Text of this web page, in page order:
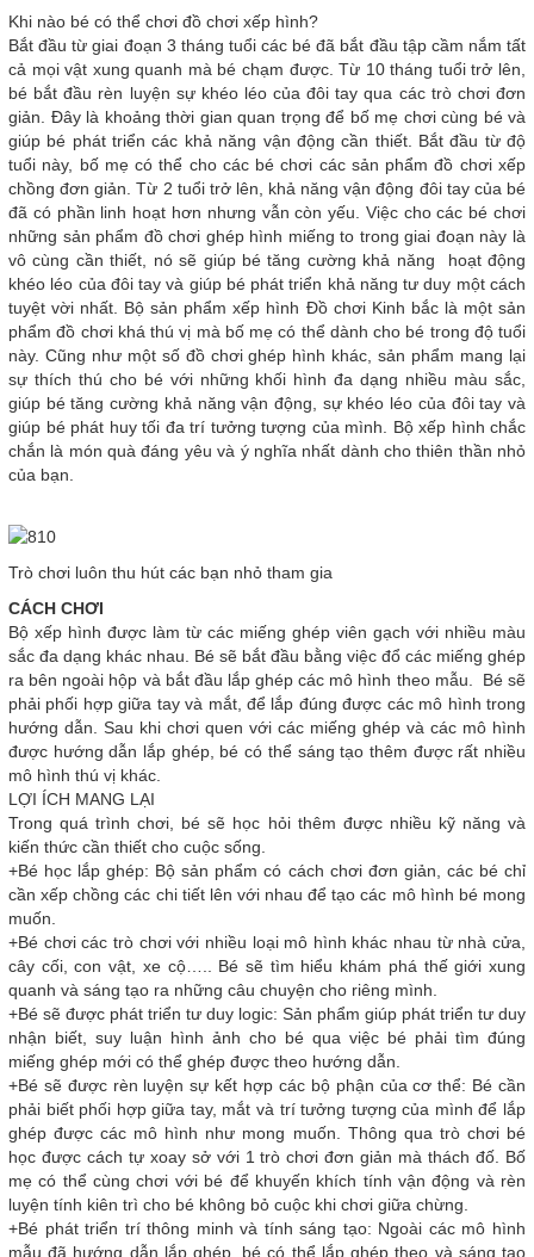
Khi nào bé có thể chơi đồ chơi xếp hình?
Bắt đầu từ giai đoạn 3 tháng tuổi các bé đã bắt đầu tập cầm nắm tất
cả mọi vật xung quanh mà bé chạm được. Từ 10 tháng tuổi trở lên,
bé bắt đầu rèn luyện sự khéo léo của đôi tay qua các trò chơi đơn
giản. Đây là khoảng thời gian quan trọng để bố mẹ chơi cùng bé và
giúp bé phát triển các khả năng vận động cần thiết. Bắt đầu từ độ
tuổi này, bố mẹ có thể cho các bé chơi các sản phẩm đồ chơi xếp
chồng đơn giản. Từ 2 tuổi trở lên, khả năng vận động đôi tay của bé
đã có phần linh hoạt hơn nhưng vẫn còn yếu. Việc cho các bé chơi
những sản phẩm đồ chơi ghép hình miếng to trong giai đoạn này là
vô cùng cần thiết, nó sẽ giúp bé tăng cường khả năng hoạt động
khéo léo của đôi tay và giúp bé phát triển khả năng tư duy một cách
tuyệt vời nhất. Bộ sản phẩm xếp hình Đồ chơi Kinh bắc là một sản
phẩm đồ chơi khá thú vị mà bố mẹ có thể dành cho bé trong độ tuổi
này. Cũng như một số đồ chơi ghép hình khác, sản phẩm mang lại
sự thích thú cho bé với những khối hình đa dạng nhiều màu sắc,
giúp bé tăng cường khả năng vận động, sự khéo léo của đôi tay và
giúp bé phát huy tối đa trí tưởng tượng của mình. Bộ xếp hình chắc
chắn là món quà đáng yêu và ý nghĩa nhất dành cho thiên thần nhỏ
của bạn.
Trò chơi luôn thu hút các bạn nhỏ tham gia
CÁCH CHƠI
Bộ xếp hình được làm từ các miếng ghép viên gạch với nhiều màu
sắc đa dạng khác nhau. Bé sẽ bắt đầu bằng việc đổ các miếng ghép
ra bên ngoài hộp và bắt đầu lắp ghép các mô hình theo mẫu. Bé sẽ
phải phối hợp giữa tay và mắt, để lắp đúng được các mô hình trong
hướng dẫn. Sau khi chơi quen với các miếng ghép và các mô hình
được hướng dẫn lắp ghép, bé có thể sáng tạo thêm được rất nhiều
mô hình thú vị khác.
LỢI ÍCH MANG LẠI
Trong quá trình chơi, bé sẽ học hỏi thêm được nhiều kỹ năng và
kiến thức cần thiết cho cuộc sống.
+Bé học lắp ghép: Bộ sản phẩm có cách chơi đơn giản, các bé chỉ
cần xếp chồng các chi tiết lên với nhau để tạo các mô hình bé mong
muốn.
+Bé chơi các trò chơi với nhiều loại mô hình khác nhau từ nhà cửa,
cây cối, con vật, xe cộ….. Bé sẽ tìm hiểu khám phá thế giới xung
quanh và sáng tạo ra những câu chuyện cho riêng mình.
+Bé sẽ được phát triển tư duy logic: Sản phẩm giúp phát triển tư duy
nhận biết, suy luận hình ảnh cho bé qua việc bé phải tìm đúng
miếng ghép mới có thể ghép được theo hướng dẫn.
+Bé sẽ được rèn luyện sự kết hợp các bộ phận của cơ thể: Bé cần
phải biết phối hợp giữa tay, mắt và trí tưởng tượng của mình để lắp
ghép được các mô hình như mong muốn. Thông qua trò chơi bé
học được cách tự xoay sở với 1 trò chơi đơn giản mà thách đố. Bố
mẹ có thể cùng chơi với bé để khuyến khích tính vận động và rèn
luyện tính kiên trì cho bé không bỏ cuộc khi chơi giữa chừng.
+Bé phát triển trí thông minh và tính sáng tạo: Ngoài các mô hình
mẫu đã hướng dẫn lắp ghép, bé có thể lắp ghép theo và sáng tạo